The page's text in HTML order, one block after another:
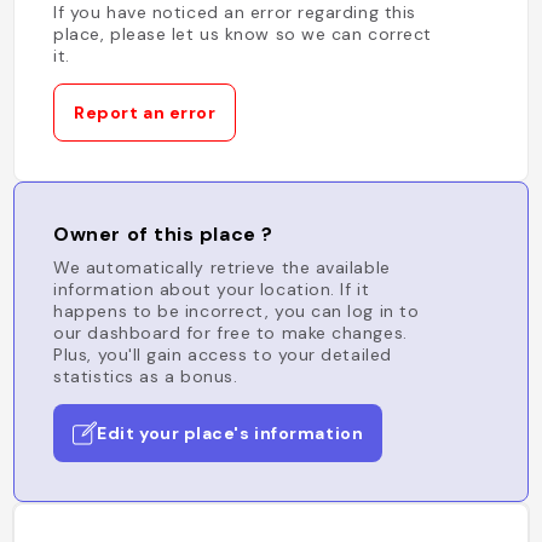
If you have noticed an error regarding this
place, please let us know so we can correct
it.
Report an error
Owner of this place ?
We automatically retrieve the available
information about your location. If it
happens to be incorrect, you can log in to
our dashboard for free to make changes.
Plus, you'll gain access to your detailed
statistics as a bonus.
Edit your place's information